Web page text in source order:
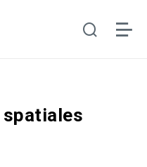
spatiales